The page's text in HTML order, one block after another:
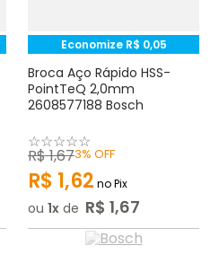
Economize R$ 0,05
Broca Aço Rápido HSS-
PointTeQ 2,0mm
2608577188 Bosch
☆☆☆☆☆
R$1,673% OFF
R$ 1,62 no Pix
ou 1 de R$ 1,67